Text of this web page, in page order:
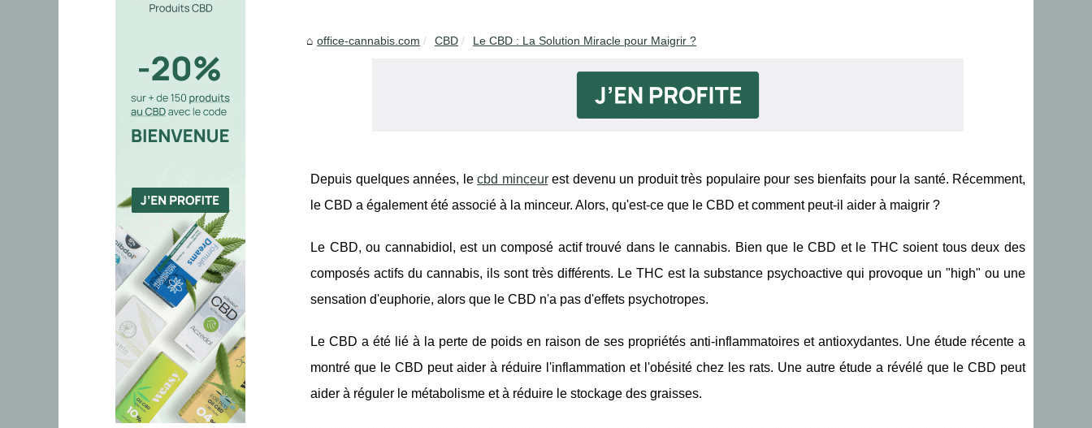
office-cannabis.com CBD Le CBD : La Solution Miracle pour Maigrir ?
Depuis quelques années, le cbd minceurest devenu un produit très populaire pour ses bienfaits pour la santé. Récemment,
le CBD a également été associé à la minceur. Alors, qu'est-ce que le CBD et comment peut-il aider à maigrir ?
Le CBD, ou cannabidiol, est un composé actif trouvé dans le cannabis. Bien que le CBD et le THC soient tous deux des
composés actifs du cannabis, ils sont très différents. Le THC est la substance psychoactive qui provoque un "high" ou une
sensation d'euphorie, alors que le CBD n'a pas d'effets psychotropes.
Le CBD a été lié à la perte de poids en raison de ses propriétés anti-inflammatoires et antioxydantes. Une étude récente a
montré que le CBD peut aider à réduire l'inflammation et l'obésité chez les rats. Une autre étude a révélé que le CBD peut
aider à réguler le métabolisme et à réduire le stockage des graisses.